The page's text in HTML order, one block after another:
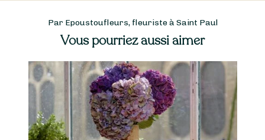
Par Epoustoufleurs, fleuriste à Saint Paul
Vous pourriez aussi aimer